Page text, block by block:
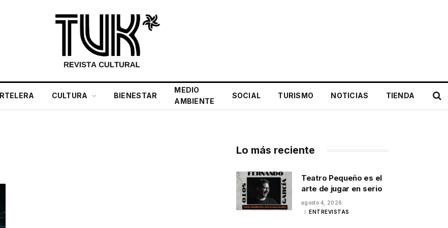
CULTURA BIENESTAR
MEDIO
AMBIENTE
SOCIAL TURISMO NOTICIAS TIENDA
Lo más reciente
Teatro Pequeño es el
arte de jugar en serio
agosto 4, 2026
ENTREVISTAS